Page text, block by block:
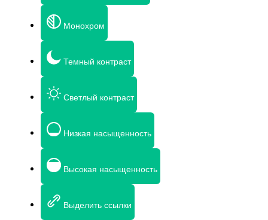
Монохром
Темный контраст
Светлый контраст
Низкая насыщенность
Высокая насыщенность
Выделить ссылки